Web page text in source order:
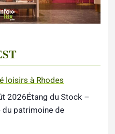
loisirs à Rhodes
2026Étang du Stock –
patrimoine de